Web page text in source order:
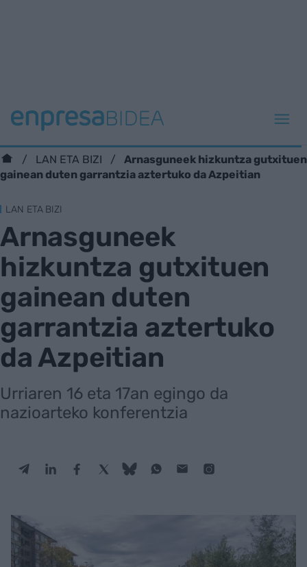
LAN ETA BIZI
Arnasguneek hizkuntza gutxituen
gainean duten garrantzia aztertuko da Azpeitian
LAN ETA BIZI
Arnasguneek
hizkuntza gutxituen
gainean duten
garrantzia aztertuko
da Azpeitian
Urriaren 16 eta 17an egingo da
nazioarteko konferentzia